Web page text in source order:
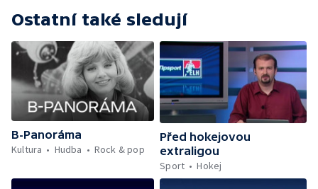
Ostatní také sledují
B-Panoráma
Kultura
Hudba Rock & pop
Před hokejovou
extraligou
Sport
Hokej